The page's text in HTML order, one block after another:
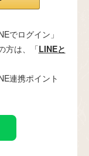
でログイン」
方は、「LINEと
連携ポイント